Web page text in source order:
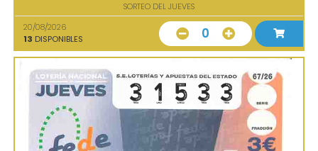
SORTEO DEL JUEVES
20/08/2026
13 DISPONIBLES 0